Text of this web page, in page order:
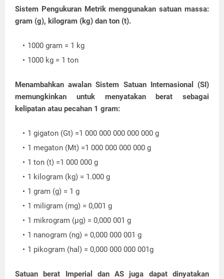
Sistem Pengukuran Metrik menggunakan satuan massa:
gram (g), kilogram (kg) dan ton (t).
1000 gram = 1 kg
1000 kg = 1 ton
Menambahkan awalan Sistem Satuan Internasional (SI)
memungkinkan untuk menyatakan berat sebagai
kelipatan atau pecahan 1 gram:
1 gigaton (Gt) =1 000 000 000 000 000 g
1 megaton (Mt) =1 000 000 000 000 g
1 ton (t) =1 000 000 g
1 kilogram (kg) = 1.000 g
1 gram (g) = 1 g
1 miligram (mg) = 0,001 g
1 mikrogram (µg) = 0,000 001 g
1 nanogram (ng) = 0,000 000 001 g
1 pikogram (hal) = 0,000 000 000 001g
Satuan berat Imperial dan AS juga dapat dinyatakan